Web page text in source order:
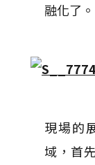
融化了。
現場的
域，首